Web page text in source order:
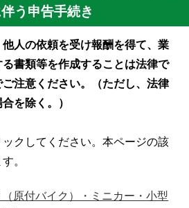
う申告手続き
人の依頼を受け報酬を得て、業
書類等を作成することは法律で
注意ください。（ただし、法律
を除く。）
クしてください。本ページの該
。
原付バイク）・ミニカー・小型